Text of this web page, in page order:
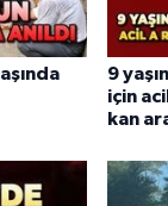
9
için
kan